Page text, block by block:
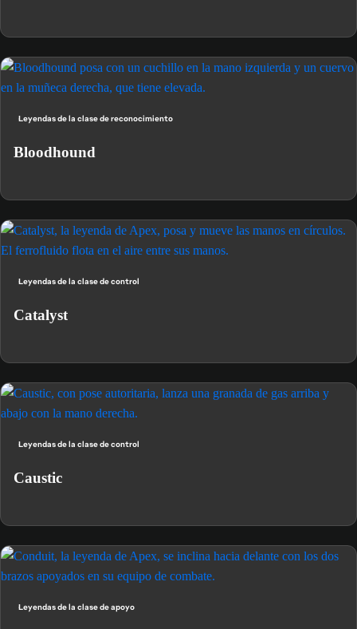
Leyendas de la clase de reconocimiento
Bloodhound
Leyendas de la clase de control
Catalyst
Leyendas de la clase de control
Caustic
Leyendas de la clase de apoyo